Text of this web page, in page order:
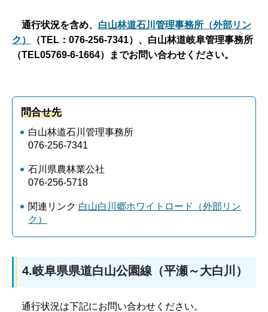
通行状況を含め、 白山林道石川管理事務所（外部リン
ク）
（TEL：076-256-7341）、白山林道岐阜管理事務所
（TEL05769-6-1664）までお問い合わせください。
問合せ先
白山林道石川管理事務所
076-256-7341
石川県農林業公社
076-256-5718
関連リンク 白山白川郷ホワイトロード（外部リン
ク）
4.岐阜県県道白山公園線（平瀬～大白川）
通行状況は下記にお問い合わせください。